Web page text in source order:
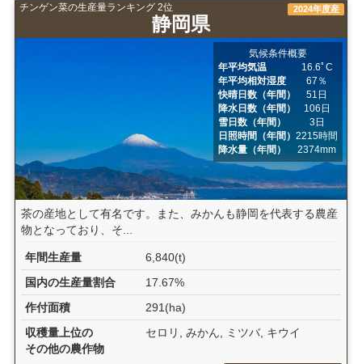
チンゲン菜の生産量ランキング 2位
静岡県
2024年度産
気候条件概要
年平均気温
16.6ﾟC
年平均相対湿度
67％
快晴日数（年間）
51日
降水日数（年間）
106日
雪日数（年間）
3日
日照時間（年間）2215時間
降水量（年間）
2374mm
茶の産地として有名です。また、みかんも静岡を代表する農産
物となっており、そ...
年間生産量
6,840(t)
国内の生産量割合
17.67%
作付面積
291(ha)
収穫量上位の
その他の農作物
セロリ, みかん, ミツバ, キウイ